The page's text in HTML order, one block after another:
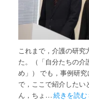
これまで，介護の研究
た。（「自分たちの介
め」） でも，事例研
で，ここで紹介したい
ん，ちょ… 続きを読む